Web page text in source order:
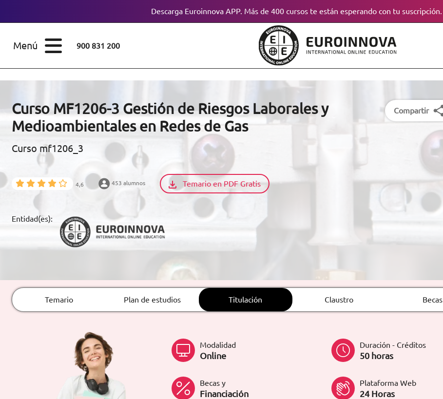
Descarga Euroinnova APP. Más de 400 cursos te están esperando con tu suscripción.
Menú 900 831 200
CONOCE EUROINNOVA
BECAS Y
FINANCIACIÓN
RECURSOS
CONTACTO ES
formacion@euroinnova.com
TRABAJA CON NOSOTROS
ESTUDIOS
Licenciaturas
Doctorados
Maestría
Certificados de
Profesionalidad
Curso MF1206-3 Gestión de Riesgos Laborales y
Medioambientales en Redes de Gas
Curso mf1206_3
4,6 453 alumnos Temario en PDF Gratis
Entidad(es):
Compartir
Temario Plan de estudios Titulación Claustro Becas
Modalidad
Online
Duración - Créditos
50 horas
Becas y
Financiación
Plataforma Web
24 Horas